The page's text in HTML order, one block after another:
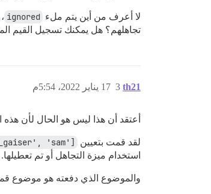
لا أعرف من أين يتم ملء ignored
تجاهلهم؟ هل يمكنك تسجيل القيم
th21 17 يناير 2022، 5:54م 3
أعتقد أن هذا ليس هو الحال لأن
لقد قمت بتعيين 'sam'];
استخدام ميزة التجاهل أو تم تعطيلها.
والموضوع الذي دفعته هو موضوع